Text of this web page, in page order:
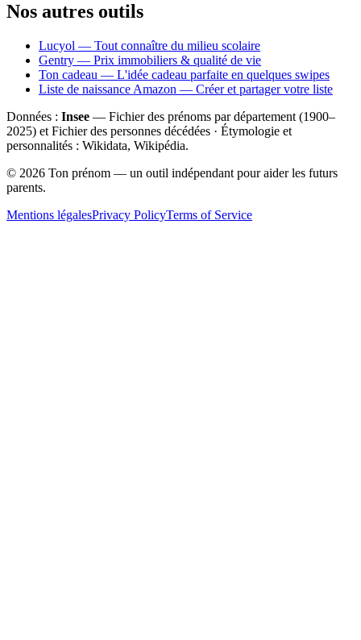
Nos autres outils
Lucyol — Tout connaître du milieu scolaire
Gentry — Prix immobiliers & qualité de vie
Ton cadeau — L'idée cadeau parfaite en quelques swipes
Liste de naissance Amazon — Créer et partager votre liste
Données : Insee — Fichier des prénoms par département (1900–
2025) et Fichier des personnes décédées · Étymologie et
personnalités : Wikidata, Wikipédia.
© 2026 Ton prénom — un outil indépendant pour aider les futurs
parents.
Mentions légalesPrivacy PolicyTerms of Service